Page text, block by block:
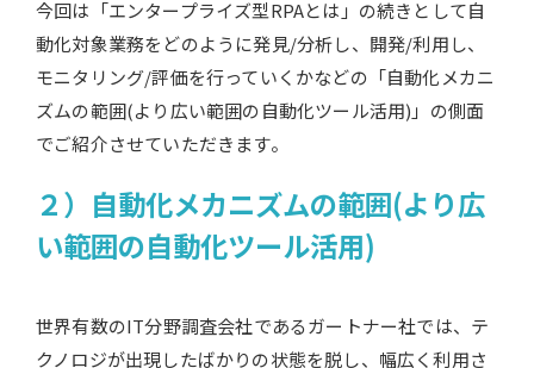
今回は「エンタープライズ型RPAとは」の続きとして自
動化対象業務をどのように発見/分析し、開発/利用し、
モニタリング/評価を行っていくかなどの「自動化メカニ
ズムの範囲(より広い範囲の自動化ツール活用)」の側面
でご紹介させていただきます。
２）自動化メカニズムの範囲(より広
い範囲の自動化ツール活用)
世界有数のIT分野調査会社であるガートナー社では、テ
クノロジが出現したばかりの状態を脱し、幅広く利用さ